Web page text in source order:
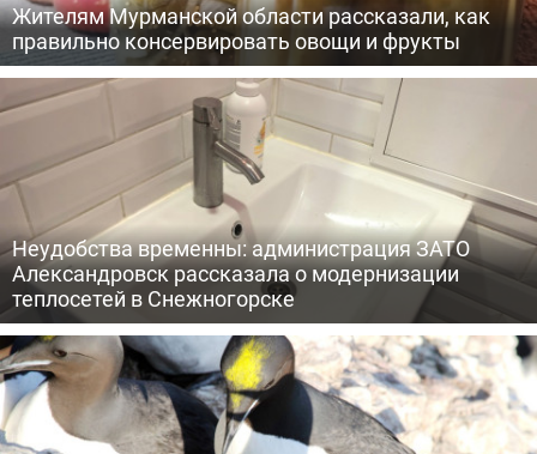
Жителям Мурманской области рассказали, как
правильно консервировать овощи и фрукты
Неудобства временны: администрация ЗАТО
Александровск рассказала о модернизации
теплосетей в Снежногорске